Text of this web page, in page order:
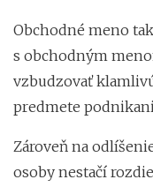
Obchodné meno
s obchodným
vzbudzovať
predmete
Zároveň na
osoby nestačí